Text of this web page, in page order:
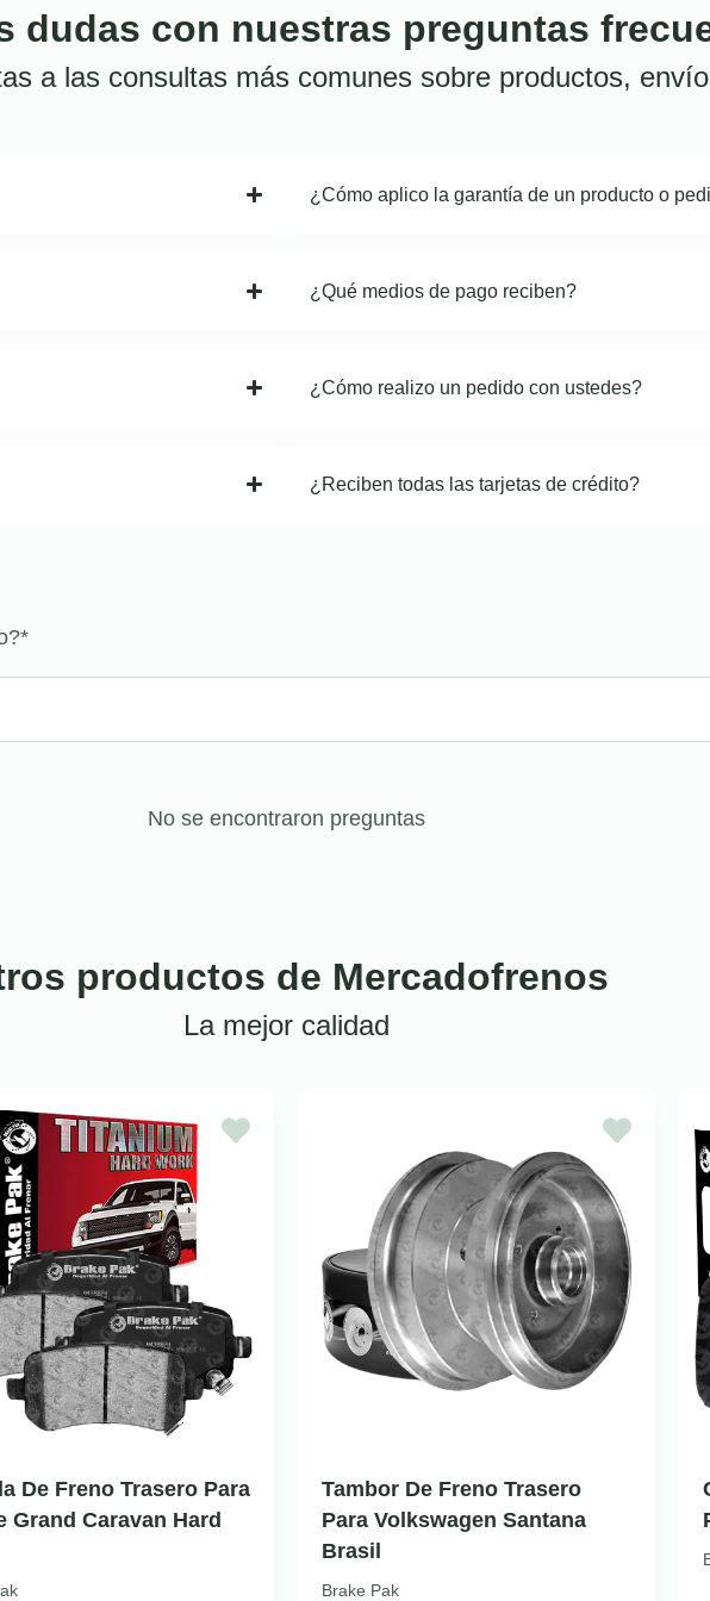
dudas con nuestras preguntas
a las consultas más comunes sobre productos,
¿Cómo aplico la garantía de un producto o
¿Qué medios de pago reciben?
¿Cómo realizo un pedido con ustedes?
¿Reciben todas las tarjetas de crédito?
*
No se encontraron preguntas
productos de Mercadofrenos
La mejor calidad
De Freno Trasero Para
Grand Caravan Hard
Tambor De Freno Trasero
Para Volkswagen Santana
Brasil
Brake Pak